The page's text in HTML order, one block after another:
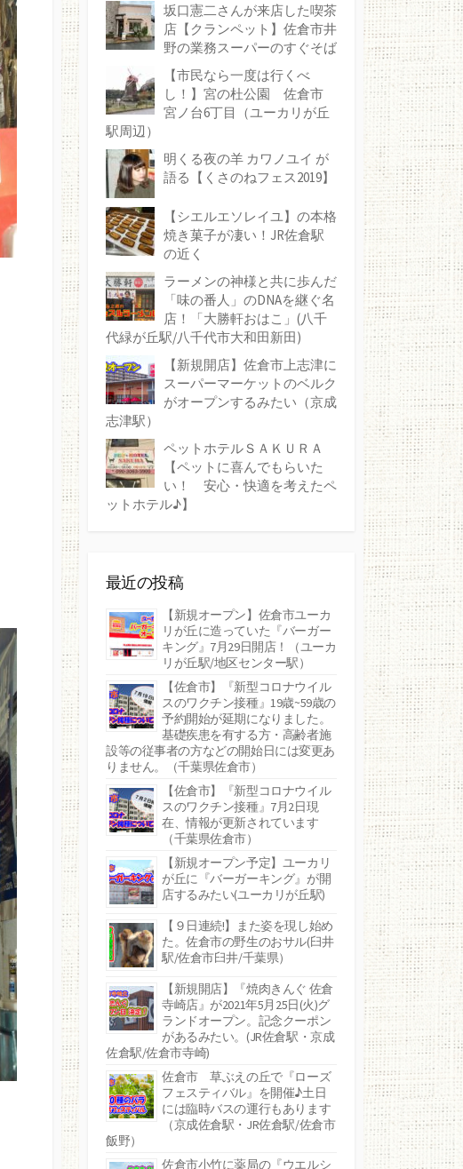
坂口憲二さんが来店した喫茶
店【クランペット】佐倉市井
野の業務スーパーのすぐそば
【市民なら一度は行くべ
し！】宮の杜公園 佐倉市
宮ノ台6丁目（ユーカリが丘
駅周辺）
明くる夜の羊 カワノユイ が
語る【くさのねフェス2019】
【シエルエソレイユ】の本格
焼き菓子が凄い！JR佐倉駅
の近く
ラーメンの神様と共に歩んだ
「味の番人」のDNAを継ぐ名
店！「大勝軒おはこ」(八千
代緑が丘駅/八千代市大和田新田)
【新規開店】佐倉市上志津に
スーパーマーケットのベルク
がオープンするみたい（京成
志津駅）
ペットホテルＳＡＫＵＲＡ
【ペットに喜んでもらいた
い！ 安心・快適を考えたペ
ットホテル♪】
最近の投稿
【新規オープン】佐倉市ユーカ
リが丘に造っていた『バーガー
キング』7月29日開店！（ユーカ
リが丘駅/地区センター駅）
【佐倉市】『新型コロナウイル
スのワクチン接種』19歳~59歳の
予約開始が延期になりました。
基礎疾患を有する方・高齢者施
設等の従事者の方などの開始日には変更あ
りません。（千葉県佐倉市）
【佐倉市】『新型コロナウイル
スのワクチン接種』7月2日現
在、情報が更新されています
（千葉県佐倉市）
【新規オープン予定】ユーカリ
が丘に『バーガーキング』が開
店するみたい(ユーカリが丘駅)
【９日連続!】また姿を現し始め
た。佐倉市の野生のおサル(臼井
駅/佐倉市臼井/千葉県）
【新規開店】『焼肉きんぐ 佐倉
寺崎店』が2021年5月25日(火)グ
ランドオープン。記念クーポン
があるみたい。(JR佐倉駅・京成
佐倉駅/佐倉市寺崎)
佐倉市 草ぶえの丘で『ローズ
フェスティバル』を開催♪土日
には臨時バスの運行もあります
（京成佐倉駅・JR佐倉駅/佐倉市
飯野）
佐倉市小竹に薬局の『ウエルシ